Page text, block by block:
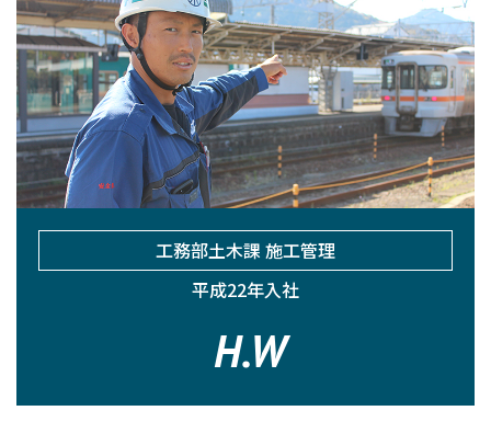
工務部土木課 施工管理
平成22年入社
H.W